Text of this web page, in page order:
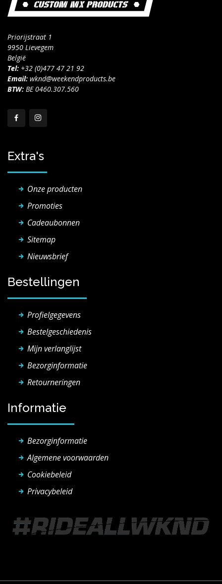
Priorijstraat 1
9950 Lievegem
België
Tel: +32 (0)477 47 21 92
Email: wknd@weekendproducts.be
BTW: BE 0460.307.560
Extra's
Onze producten
Promoties
Cadeaubonnen
Sitemap
Nieuwsbrief
Bestellingen
Profielgegevens
Bestelgeschiedenis
Mijn verlanglijst
Bezorginformatie
Retourneringen
Informatie
Bezorginformatie
Algemene voorwaarden
Cookiebeleid
Privacybeleid